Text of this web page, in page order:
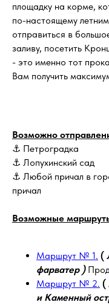
площадку на корме,
по-настоящему
отправиться в
заливу, посетить
- это именно тот
Вам получить
Возможно
⚓ Петроградка
⚓ Лопухинский сад
⚓ Любой причал в
причал
Возможные
Маршрут № 1. (
фарватер )
Маршрут № 2. (
и Каменный